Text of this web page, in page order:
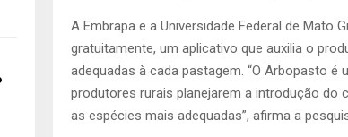
A Embrapa e a Universidade Federal de Mato
gratuitamente, um aplicativo que auxilia o
adequadas à cada pastagem. “O Arbopasto
produtores rurais planejarem a introdução do
as espécies mais adequadas”, afirma a